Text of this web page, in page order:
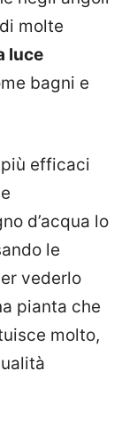
molte
luce
bagni e
efficaci
d’acqua lo
le
vederlo
pianta che
molto,